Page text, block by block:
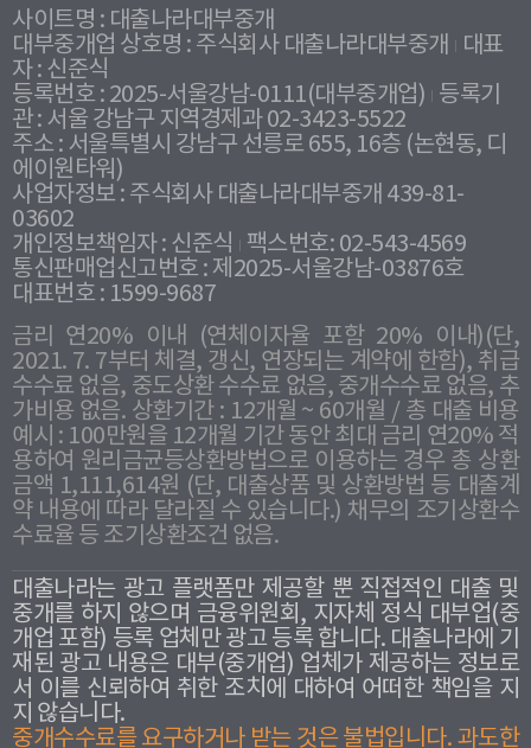
사이트명 : 대출나라대부중개
대부중개업 상호명 : 주식회사 대출나라대부중개
대표
자 : 신준식
등록번호 : 2025-서울강남-0111(대부중개업) 등록기
관 : 서울 강남구 지역경제과 02-3423-5522
주소 : 서울특별시 강남구 선릉로 655, 16층 (논현동, 디
에이원타워)
사업자정보 : 주식회사 대출나라대부중개 439-81-
03602
개인정보책임자 : 신준식
팩스번호: 02-543-4569
통신판매업신고번호 : 제2025-서울강남-03876호
대표번호 : 1599-9687
금리 연20% 이내 (연체이자율 포함 20% 이내)(단,
2021. 7. 7부터 체결, 갱신, 연장되는 계약에 한함), 취급
수수료 없음, 중도상환 수수료 없음, 중개수수료 없음, 추
가비용 없음. 상환기간 : 12개월 ~ 60개월 / 총 대출 비용
예시 : 100만원을 12개월 기간 동안 최대 금리 연20% 적
용하여 원리금균등상환방법으로 이용하는 경우 총 상환
금액 1,111,614원 (단, 대출상품 및 상환방법 등 대출계
약 내용에 따라 달라질 수 있습니다.) 채무의 조기상환수
수료율 등 조기상환조건 없음.
대출나라는 광고 플랫폼만 제공할 뿐 직접적인 대출 및
중개를 하지 않으며 금융위원회, 지자체 정식 대부업(중
개업 포함) 등록 업체만 광고 등록 합니다. 대출나라에 기
재된 광고 내용은 대부(중개업) 업체가 제공하는 정보로
서 이를 신뢰하여 취한 조치에 대하여 어떠한 책임을 지
지 않습니다.
중개수수료를 요구하거나 받는 것은 불법입니다. 과도한